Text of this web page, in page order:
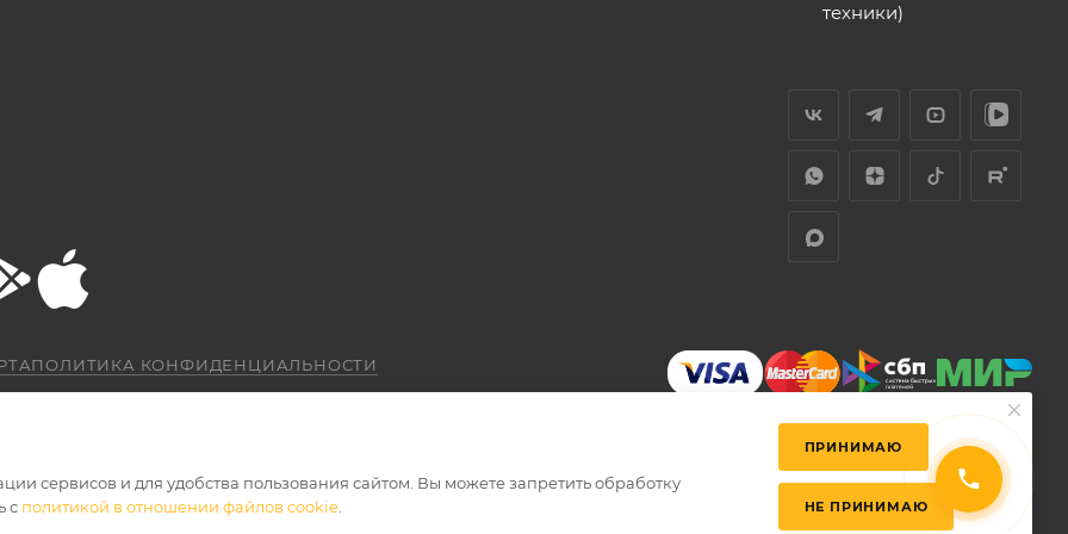
техники)
ПОЛИТИКА КОНФИДЕНЦИАЛЬНОСТИ
сервисов и для удобства пользования сайтом. Вы можете запретить обработку
с политикой в отношении файлов cookie
ПРИНИМАЮ
НЕ ПРИНИМАЮ